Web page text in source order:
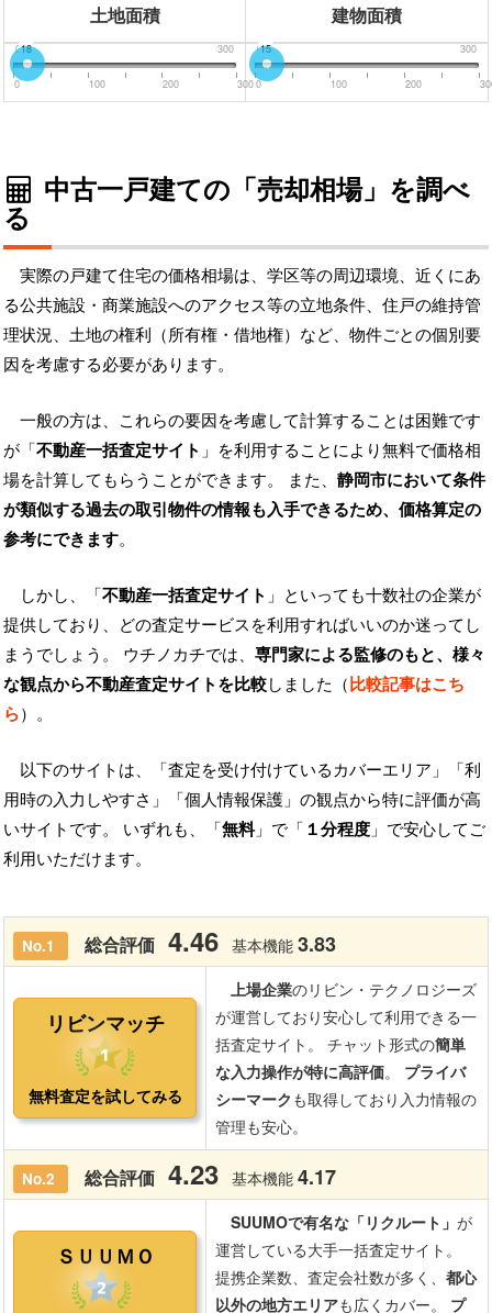
土地面積 建物面積
0 300
18
0 100 200 300
0 300
15
0 100 200
中古一戸建ての「売却相場」を調べ
る
実際の戸建て住宅の価格相場は、学区等の周辺環境、近くにあ
る公共施設・商業施設へのアクセス等の立地条件、住戸の維持管
理状況、土地の権利（所有権・借地権）など、物件ごとの個別要
因を考慮する必要があります。
一般の方は、これらの要因を考慮して計算することは困難です
が「不動産一括査定サイト 」を利用することにより無料で価格相
場を計算してもらうことができます。 また、 静岡市において条件
が類似する過去の取引物件の情報も入手できるため、価格算定の
参考にできます。
しかし、「不動産一括査定サイト 」といっても十数社の企業が
提供しており、どの査定サービスを利用すればいいのか迷ってし
まうでしょう。 ウチノカチでは、 専門家による監修のもと、様々
な観点から不動産査定サイトを比較しました（比較記事はこち
ら）。
以下のサイトは、「査定を受け付けているカバーエリア」「利
用時の入力しやすさ」「個人情報保護」の観点から特に評価が高
いサイトです。 いずれも、「無料」で「 １分程度 」で安心してご
利用いただけます。